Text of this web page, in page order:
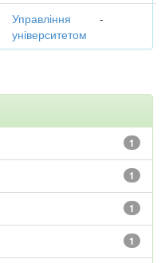
Управління
університетом
-
1
1
1
1